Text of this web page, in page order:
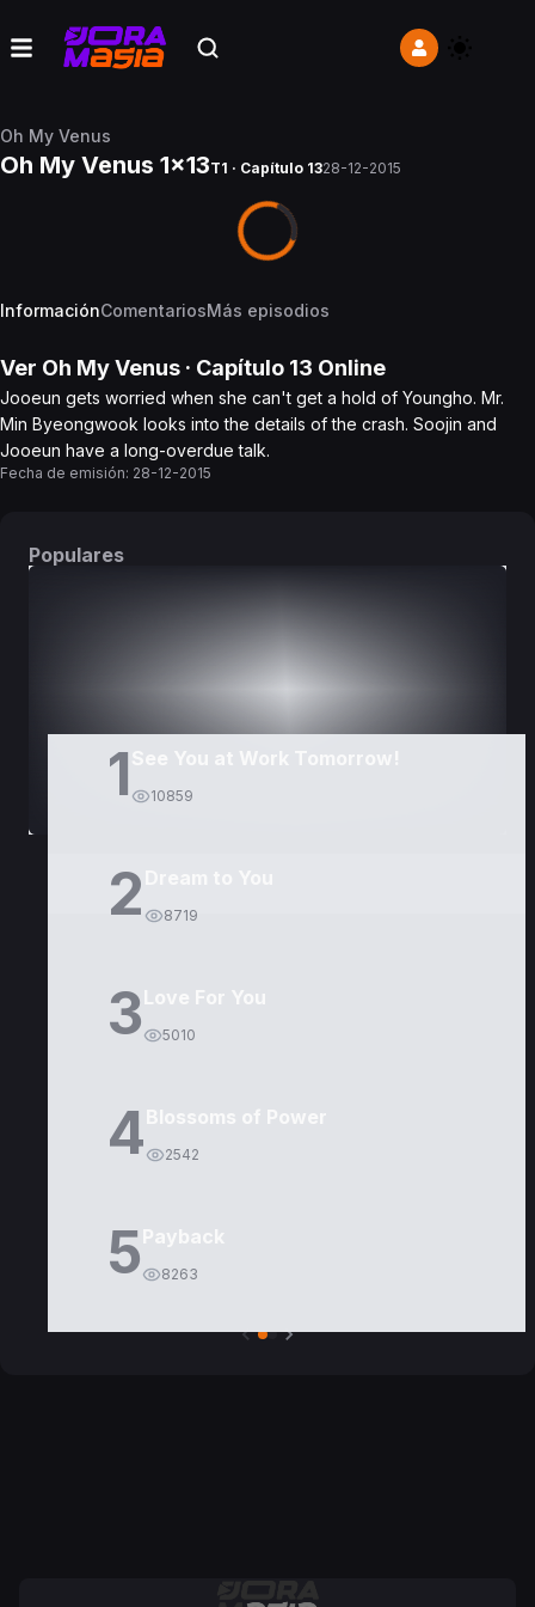
Oh My Venus
Oh My Venus 1x13T1 · Capítulo 1328-12-2015
InformaciónComentariosMás episodios
Ver Oh My Venus · Capítulo 13 Online
Jooeun gets worried when she can't get a hold of Youngho. Mr.
Min Byeongwook looks into the details of the crash. Soojin and
Jooeun have a long-overdue talk.
Fecha de emisión: 28-12-2015
Populares
1 10859
2 8719
3Love For You
5010
4Blossoms of Power
2542
5Payback
8263